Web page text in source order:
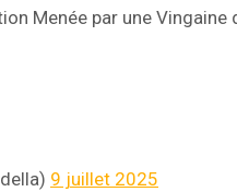
Menée par une
9 juillet 2025